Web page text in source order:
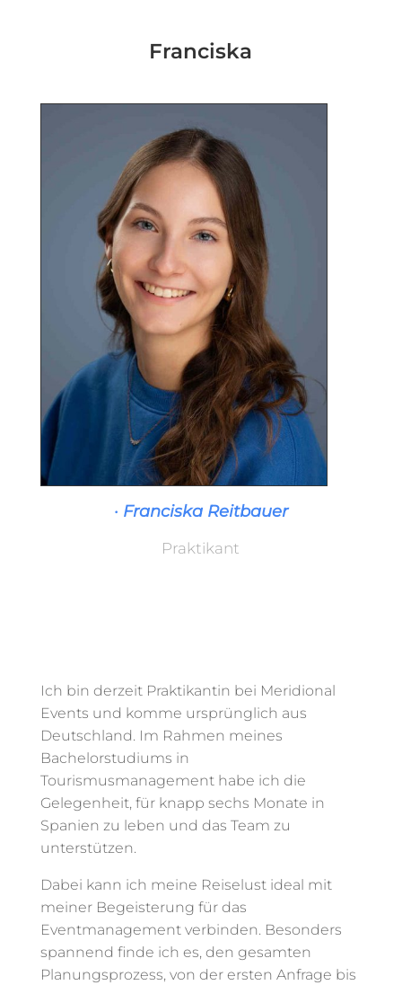
Franciska
· Franciska Reitbauer
Praktikant
Ich bin derzeit Praktikantin bei Meridional
Events und komme ursprünglich aus
Deutschland. Im Rahmen meines
Bachelorstudiums in
Tourismusmanagement habe ich die
Gelegenheit, für knapp sechs Monate in
Spanien zu leben und das Team zu
unterstützen.
Dabei kann ich meine Reiselust ideal mit
meiner Begeisterung für das
Eventmanagement verbinden. Besonders
spannend finde ich es, den gesamten
Planungsprozess, von der ersten Anfrage bis